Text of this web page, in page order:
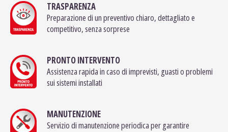
TRASPARENZA
Preparazione di un preventivo chiaro, dettagliato e
competitivo, senza sorprese
PRONTO INTERVENTO
Assistenza rapida in caso di imprevisti, guasti o problemi
sui sistemi installati
MANUTENZIONE
Servizio di manutenzione periodica per garantire